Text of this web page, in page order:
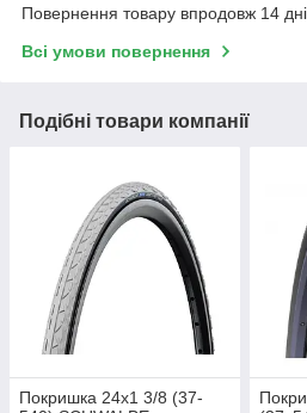
Повернення товару впродовж 14
Всі умови повернення
Подібні товари компанії
Покришка 24x1 3/8 (37-